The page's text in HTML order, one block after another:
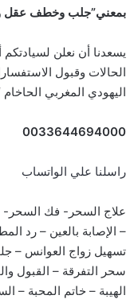
بمعني”جلب وخطف عقل
يسعدنا أن نعلن
الحالات وقبول
اليهودي المغربي
0033644694000
راسلنا علي الواتساب
علاج السحر- فك السحر-
– الإصابة بالعين – رد
تسهيل زواج العوانس –
سحر التفرقة – القبول
الهيبة – خاتم المحبة –